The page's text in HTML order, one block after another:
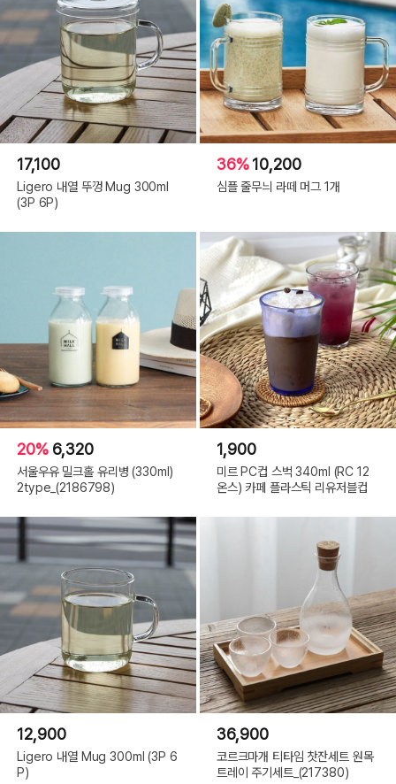
17,100
Ligero 내열 뚜껑 Mug 300ml
(3P 6P)
36%10,200
심플 줄무늬 라떼 머그 1개
20% 6,320
서울우유 밀크홀 유리병 (330ml)
2type_(2186798)
1,900
미르 PC컵 스벅 340ml (RC 12
온스) 카페 플라스틱 리유저블컵
12,900
Ligero 내열 Mug 300ml (3P 6
P)
36,900
코르크마개 티타임 찻잔세트 원목
트레이 주기세트_(217380)